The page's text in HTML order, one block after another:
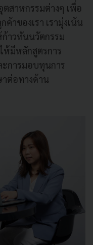
ตสาหกรรมต่างๆ เพื่อ
าของเรา เรามุ่งเน้น
าวทันนวัตกรรม
ห้มีหลักสูตรการ
การมอบทุนการ
ต่อทางด้าน